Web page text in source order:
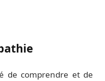
de comprendre et de